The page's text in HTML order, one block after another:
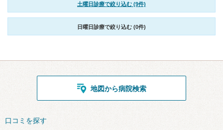
土曜日診療で絞り込む (9件)
日曜日診療で絞り込む (0件)
地図から病院検索
口コミを探す